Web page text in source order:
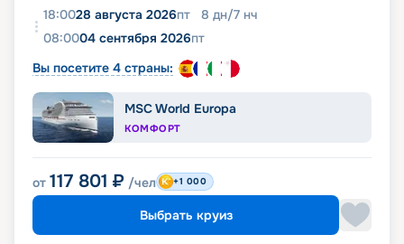
18:0028 августа 2026пт 8 дн/7 нч
08:0004 сентября 2026пт
Вы посетите 4 страны:
MSC World Europa
КОМФОРТ
от 117 801 ₽ /чел +1 000
Выбрать круиз